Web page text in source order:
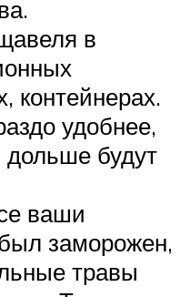
в
контейнерах.
удобнее,
будут
ваши
был заморожен,
травы